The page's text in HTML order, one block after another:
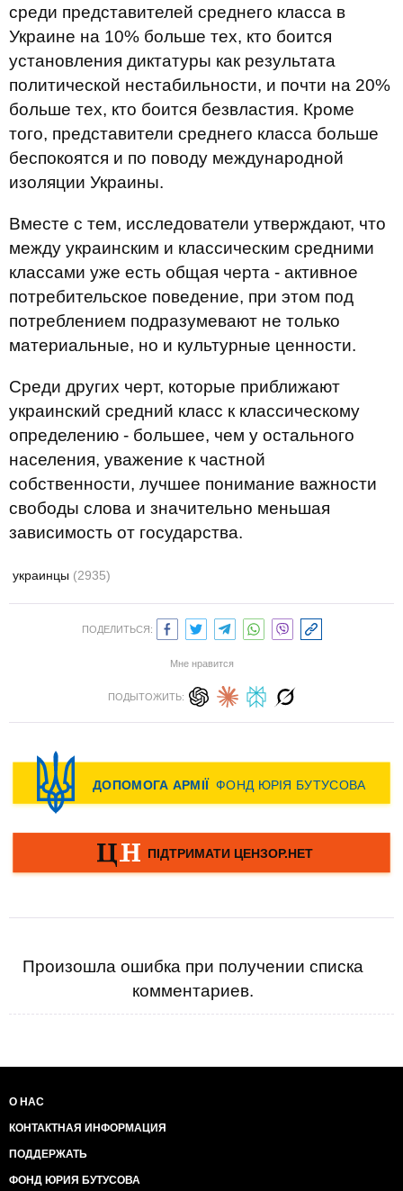
среди представителей среднего класса в
Украине на 10% больше тех, кто боится
установления диктатуры как результата
политической нестабильности, и почти на 20%
больше тех, кто боится безвластия. Кроме
того, представители среднего класса больше
беспокоятся и по поводу международной
изоляции Украины.
Вместе с тем, исследователи утверждают, что
между украинским и классическим средними
классами уже есть общая черта - активное
потребительское поведение, при этом под
потреблением подразумевают не только
материальные, но и культурные ценности.
Среди других черт, которые приближают
украинский средний класс к классическому
определению - большее, чем у остального
населения, уважение к частной
собственности, лучшее понимание важности
свободы слова и значительно меньшая
зависимость от государства.
украинцы (2935)
ПОДЕЛИТЬСЯ:
Мне нравится
ПОДЫТОЖИТЬ:
Произошла ошибка при получении списка
комментариев.
О НАС
КОНТАКТНАЯ ИНФОРМАЦИЯ
ПОДДЕРЖАТЬ
ФОНД ЮРИЯ БУТУСОВА